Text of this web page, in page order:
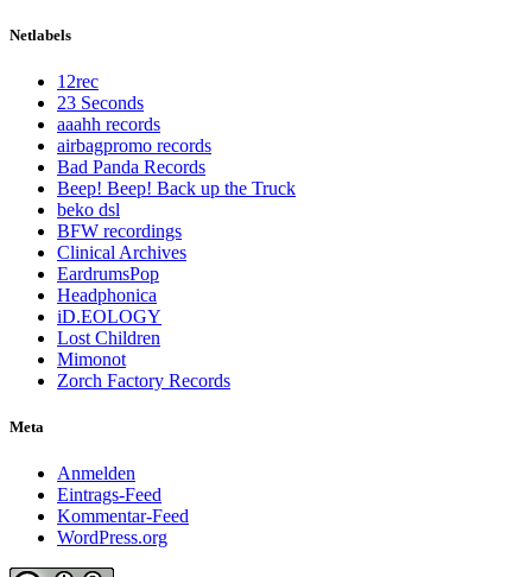
Netlabels
12rec
23 Seconds
aaahh records
airbagpromo records
Bad Panda Records
Beep! Beep! Back up the Truck
beko dsl
BFW recordings
Clinical Archives
EardrumsPop
Headphonica
iD.EOLOGY
Lost Children
Mimonot
Zorch Factory Records
Meta
Anmelden
Eintrags-Feed
Kommentar-Feed
WordPress.org